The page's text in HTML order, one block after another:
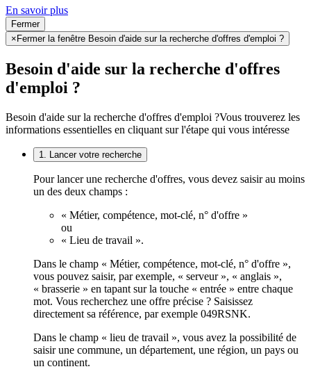
En savoir plus
Fermer
× Fermer la fenêtre Besoin d'aide sur la recherche d'offres d'emploi ?
Besoin d'aide sur la recherche d'offres
d'emploi ?
Besoin d'aide sur la recherche d'offres d'emploi ?Vous trouverez les
informations essentielles en cliquant sur l'étape qui vous intéresse
1. Lancer votre recherche
Pour lancer une recherche d'offres, vous devez saisir au moins
un des deux champs :
« Métier, compétence, mot-clé, n° d'offre »
ou
« Lieu de travail ».
Dans le champ « Métier, compétence, mot-clé, n° d'offre »,
vous pouvez saisir, par exemple, « serveur », « anglais »,
« brasserie » en tapant sur la touche « entrée » entre chaque
mot. Vous recherchez une offre précise ? Saisissez
directement sa référence, par exemple 049RSNK.
Dans le champ « lieu de travail », vous avez la possibilité de
saisir une commune, un département, une région, un pays ou
un continent.